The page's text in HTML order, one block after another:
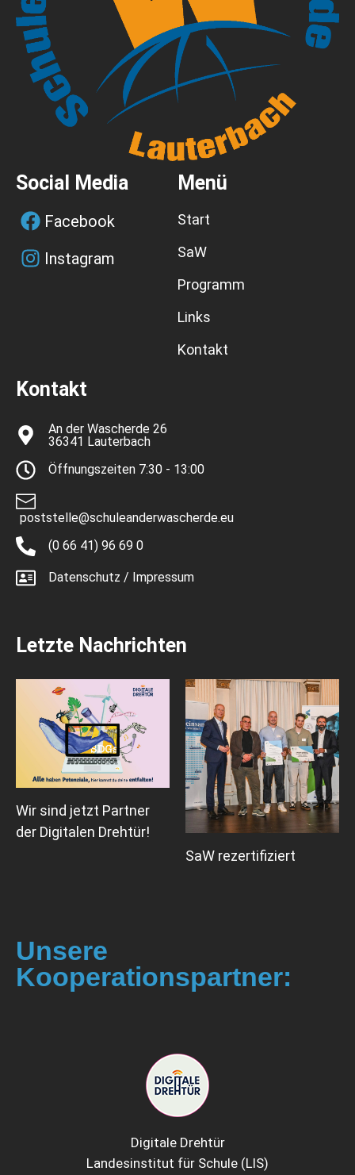
Social Media
Facebook
Instagram
Menü
Start
SaW
Programm
Links
Kontakt
Letzte Nachrichten
Wir sind jetzt Partner
der Digitalen Drehtür!
SaW rezertifiziert
Kontakt
An der Wascherde 26
36341 Lauterbach
Öffnungszeiten 7:30 - 13:00
poststelle@schuleanderwascherde.eu
(0 66 41) 96 69 0
Datenschutz / Impressum
Unsere
Kooperationspartner:
Digitale Drehtür
Landesinstitut für Schule (LIS)